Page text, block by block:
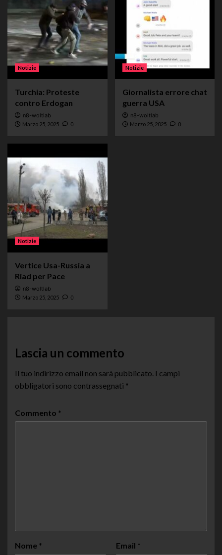
Notizie
Turchia: Proteste
contro Erdogan
n8-woltlab
Marzo 25, 2025 0
Notizie
Giornalista errore chat
guerra USA
n8-woltlab
Marzo 25, 2025 0
Notizie
Vertice Usa-Russia a
Riad per Pace
n8-woltlab
Marzo 25, 2025 0
Lascia un commento
Il tuo indirizzo email non sarà pubblicato. I campi
obbligatori sono contrassegnati *
Commento *
Nome * Email *